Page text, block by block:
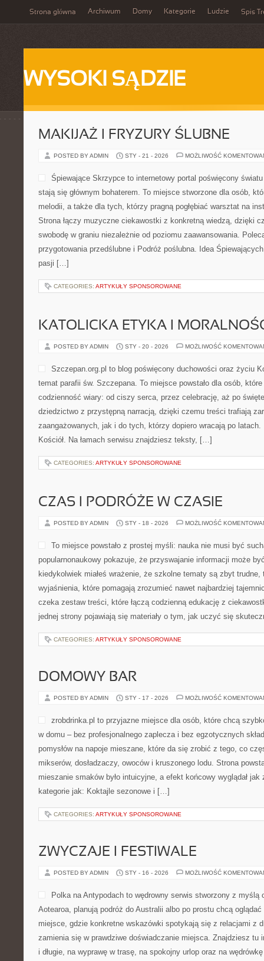
Strona główna Archiwum Domy Kategorie Ludzie Spis
WYSOKI SĄDZIE
MAKIJAŻ I FRYZURY ŚLUBNE
POSTED BY ADMIN STY - 21 - 2026 MOŻLIWOŚĆ
Śpiewające Skrzypce to internetowy portal poświęcony
stają się głównym bohaterem. To miejsce stworzone dla osób,
melodii, a także dla tych, którzy pragną pogłębiać warsztat na
Strona łączy muzyczne ciekawostki z konkretną wiedzą, dzięki
swobodę w graniu niezależnie od poziomu zaawansowania.
przygotowania przedślubne i Podróż poślubna. Idea
pasji […]
CATEGORIES: ARTYKUŁY SPONSOROWANE
KATOLICKA ETYKA I
POSTED BY ADMIN STY - 20 - 2026 MOŻLIWOŚĆ
Szczepan.org.pl to blog poświęcony duchowości oraz życiu
temat parafii św. Szczepana. To miejsce powstało dla osób, które
codzienność wiary: od ciszy serca, przez celebrację, aż po
dziedzictwo z przystępną narracją, dzięki czemu treści trafiają
zaangażowanych, jak i do tych, którzy dopiero wracają po
Kościół. Na łamach serwisu znajdziesz teksty, […]
CATEGORIES: ARTYKUŁY SPONSOROWANE
CZAS I PODRÓŻE W CZASIE
POSTED BY ADMIN STY - 18 - 2026 MOŻLIWOŚĆ
To miejsce powstało z prostej myśli: nauka nie musi być
popularnonaukowy pokazuje, że przyswajanie informacji może
kiedykolwiek miałeś wrażenie, że szkolne tematy są zbyt
wyjaśnienia, które pomagają zrozumieć nawet najbardziej
czeka zestaw treści, które łączą codzienną edukację z
jednej strony pojawiają się materiały o tym, jak uczyć się
CATEGORIES: ARTYKUŁY SPONSOROWANE
DOMOWY BAR
POSTED BY ADMIN STY - 17 - 2026 MOŻLIWOŚĆ
zrobdrinka.pl to przyjazne miejsce dla osób, które chcą
w domu – bez profesjonalnego zaplecza i bez egzotycznych
pomysłów na napoje mieszane, które da się zrobić z tego, co
mikserów, dosładzaczy, owoców i kruszonego lodu. Strona
mieszanie smaków było intuicyjne, a efekt końcowy wyglądał
kategorie jak: Koktajle sezonowe i […]
CATEGORIES: ARTYKUŁY SPONSOROWANE
ZWYCZAJE I FESTIWALE
POSTED BY ADMIN STY - 16 - 2026 MOŻLIWOŚĆ
Polka na Antypodach to wędrowny serwis stworzony z myślą
Aotearoa, planują podróż do Australii albo po prostu chcą
miejsce, gdzie konkretne wskazówki spotykają się z relacjami z
zamienia się w prawdziwe doświadczanie miejsca. Znajdziesz tu
i długie, na wyprawę w trasę, na spokojny urlop oraz na